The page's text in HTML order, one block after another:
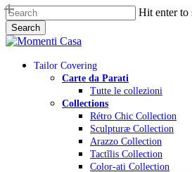
Skip
to
main
content
Hit enter to
Search
Close
Menu
Tailor Covering
Carte da Parati
Tutte le collezioni
Collections
Rétro Chic Collection
Sculpturæ Collection
Arazzo Collection
Tactĩlis Collection
Color-ati Collection